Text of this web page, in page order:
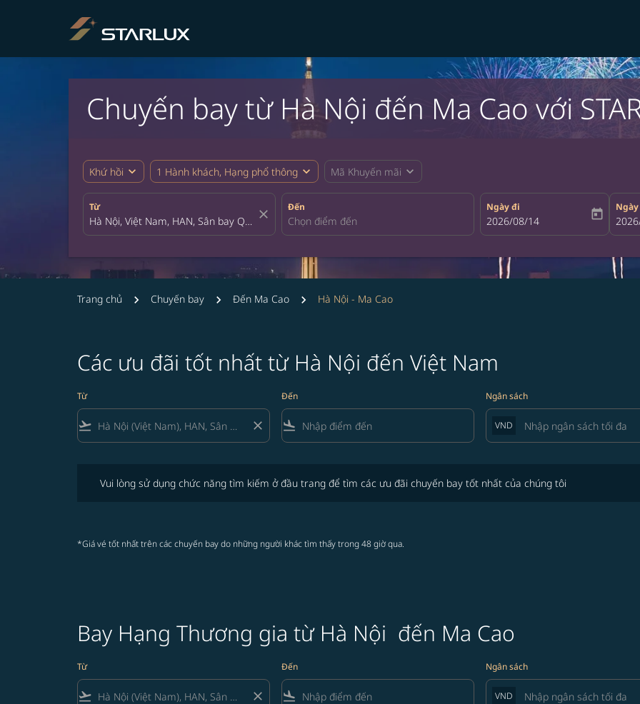
Chuyến bay từ Hà Nội đến Ma Cao với
Khứ hồi expand_more 1 Hành khách, Hạng phổ thông expand_more Mã Khuyến mãi expand_more
Từ
close
Đến Ngày đi
fc-booking-departure-date-aria-
2026/08/14 today fc-
Trang chủ Chuyến bay Đến Ma Cao Hà Nội - Ma Cao
Các ưu đãi tốt nhất từ Hà Nội đến Việt Nam
Từ
flight_takeoff close
Đến
flight_land
Ngân sách
VND
Vui lòng sử dụng chức năng tìm kiếm ở đầu trang để tìm các ưu đãi chuyến bay tốt nhất của chúng tôi
*Giá vé tốt nhất trên các chuyến bay do những người khác tìm thấy trong 48 giờ qua.
Bay Hạng Thương gia từ Hà Nội đến Ma Cao
Từ
flight_takeoff close
Đến
flight_land
Ngân sách
VND